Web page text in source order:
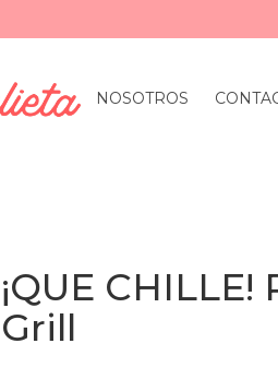
NOSOTROS
¡QUE CHILLE!
Grill